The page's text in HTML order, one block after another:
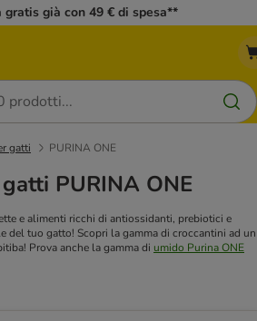
gratis già con 49 € di spesa**
gatti PURINA ONE
PURINA ONE
e alimenti ricchi di antiossidanti, prebiotici e
del tuo gatto! Scopri la gamma di croccantini ad un
Prova anche la gamma di umido Purina ONE